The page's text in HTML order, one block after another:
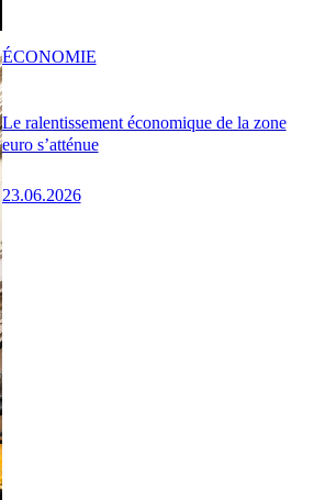
Le ralentissement économique de la zone
euro s’atténue
23.06.2026
ÉCONOMIE